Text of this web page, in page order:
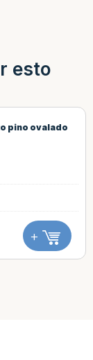
esto
pino ovalado
+